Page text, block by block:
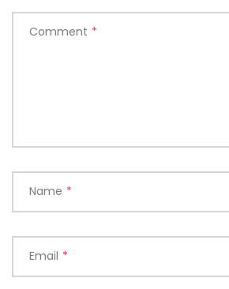
Comment *
Name *
Email *